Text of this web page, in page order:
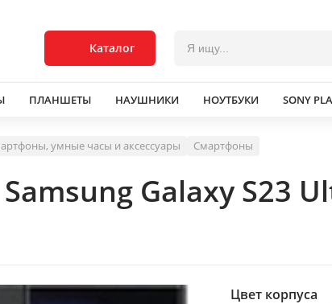
Каталог
ПЛАНШЕТЫ НАУШНИКИ НОУТБУКИ SONY
умные часы и аксессуары Смартфоны
Galaxy S23
Цвет корпуса